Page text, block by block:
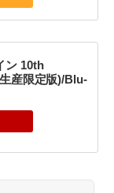
ン 10th
産限定版)/Blu-